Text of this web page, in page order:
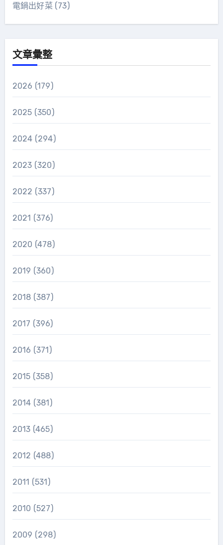
電鍋出好菜 (73)
文章彙整
2026 (179)
2025 (350)
2024 (294)
2023 (320)
2022 (337)
2021 (376)
2020 (478)
2019 (360)
2018 (387)
2017 (396)
2016 (371)
2015 (358)
2014 (381)
2013 (465)
2012 (488)
2011 (531)
2010 (527)
2009 (298)